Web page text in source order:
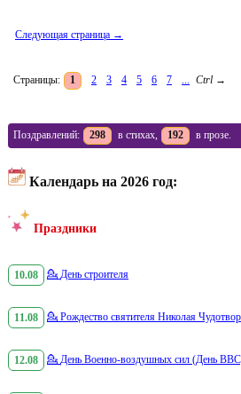
Следующая страница →
Страницы: 1 2 3 4 5 6 7 ... Ctrl →
Поздравлений: 298 в стихах, 192 в прозе.
Календарь на 2026 год:
Праздники
10.08 💁 День строителя
11.08 💁 Рождество святителя Николая
12.08 💁 День Военно-воздушных сил (День